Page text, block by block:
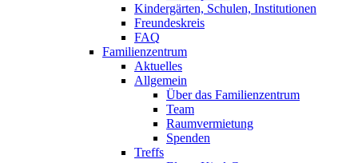
Kindergärten, Schulen, Institutionen
Freundeskreis
FAQ
Familienzentrum
Aktuelles
Allgemein
Über das Familienzentrum
Team
Raumvermietung
Spenden
Treffs